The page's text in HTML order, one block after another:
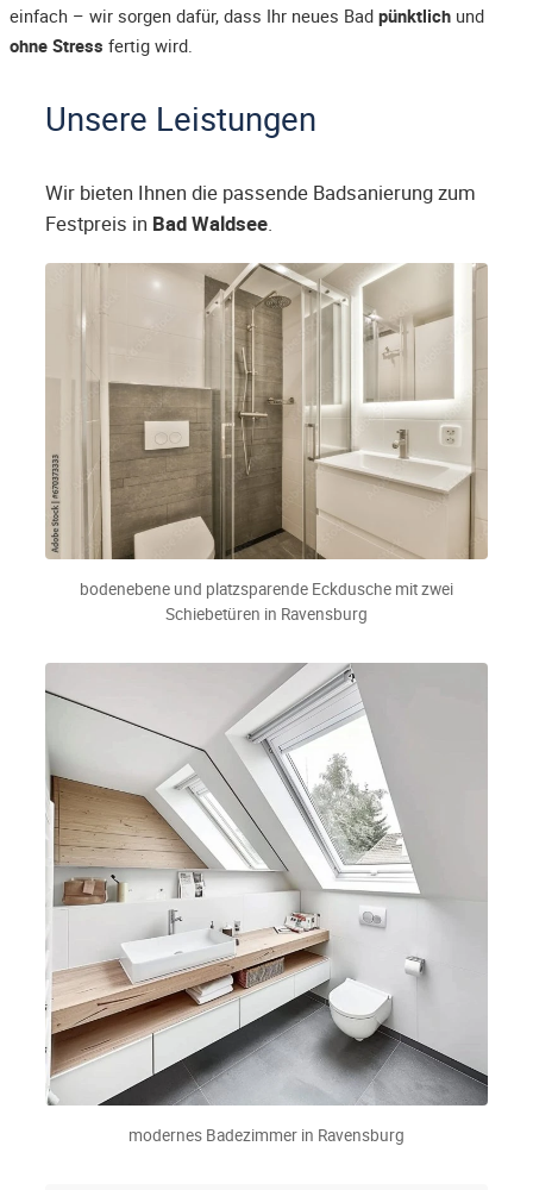
einfach – wir sorgen dafür, dass Ihr neues Bad pünktlich und
ohne Stress fertig wird.
Unsere Leistungen
Wir bieten Ihnen die passende Badsanierung zum
Festpreis in Bad Waldsee.
bodenebene und platzsparende Eckdusche mit zwei
Schiebetüren in Ravensburg
modernes Badezimmer in Ravensburg